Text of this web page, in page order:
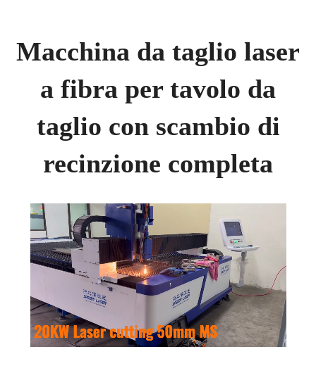
Macchina da taglio laser
a fibra per tavolo da
taglio con scambio di
recinzione completa
Unmute Loaded :
80.50%